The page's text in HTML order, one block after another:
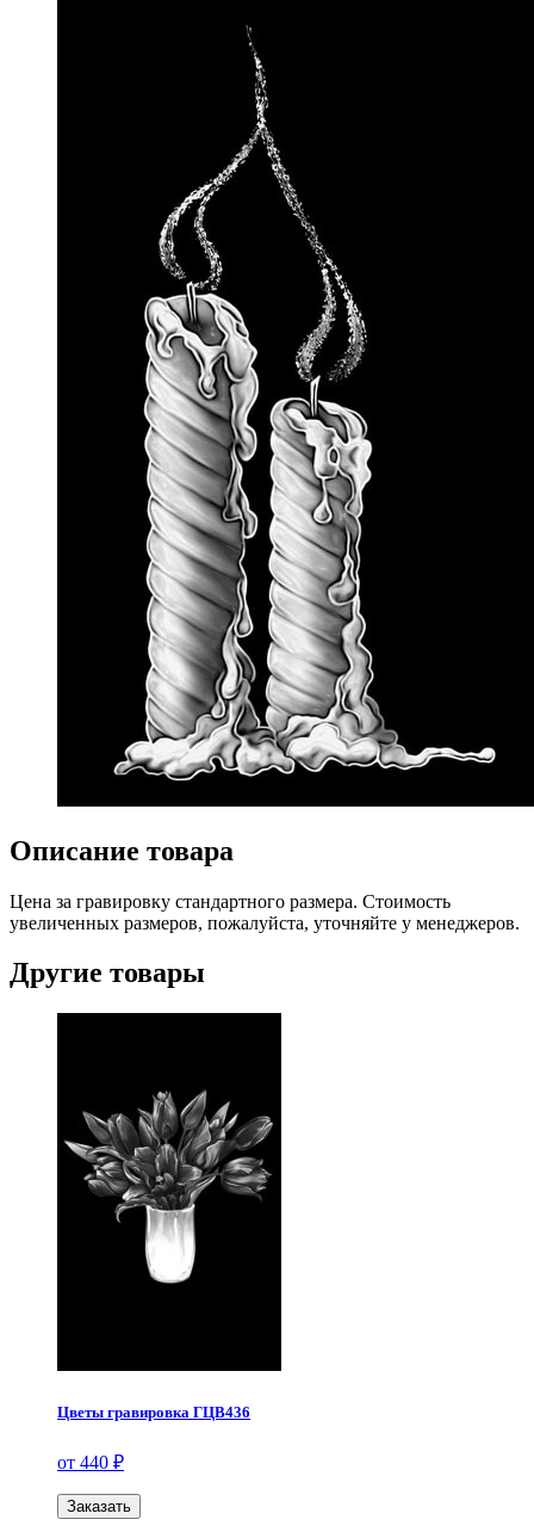
Описание товара
Цена за гравировку стандартного размера. Стоимость
увеличенных размеров, пожалуйста, уточняйте у менеджеров.
Другие товары
Цветы гравировка ГЦВ436
от 440 ₽
Заказать